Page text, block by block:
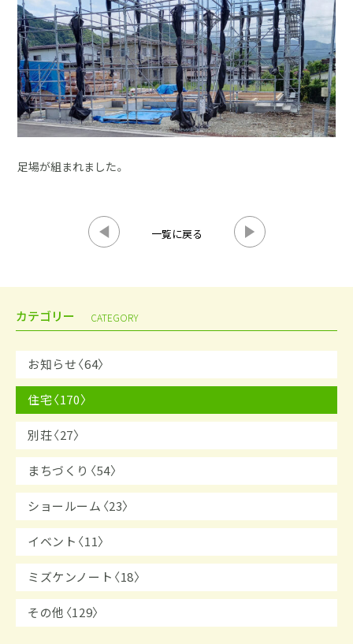
ショールーム
ブログ
足場が組まれました。
一覧に戻る
カテゴリー CATEGORY
お知らせ〈64〉
住宅〈170〉
別荘〈27〉
まちづくり〈54〉
ショールーム〈23〉
イベント〈11〉
ミズケンノート〈18〉
その他〈129〉